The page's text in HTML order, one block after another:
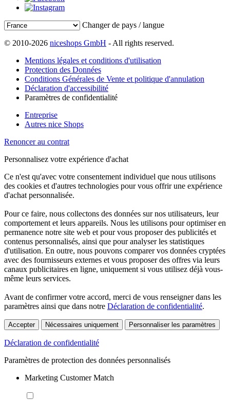
Changer de pays / langue
© 2010-2026 niceshops GmbH - All rights reserved.
Mentions légales et conditions d'utilisation
Protection des Données
Conditions Générales de Vente et politique d'annulation
Déclaration d'accessibilité
Paramètres de confidentialité
Entreprise
Autres nice Shops
Renoncer au contrat
Personnalisez votre expérience d'achat
Ce n'est qu'avec votre consentement individuel que nous utilisons
des cookies et d'autres technologies pour vous offrir une expérience
d'achat personnalisée.
Pour ce faire, nous collectons des données sur nos utilisateurs, leur
comportement et leurs appareils. Nous les utilisons pour optimiser en
permanence notre site web et pour vous proposer des publicités et
contenus personnalisés, ainsi que pour analyser les statistiques
d'utilisation. En outre, nous pouvons comparer vos données cryptées
avec des fournisseurs externes et vous proposer des offres via leurs
canaux publicitaires en ligne, uniquement si vous utilisez déjà vous-
même leurs services.
Avant de confirmer votre accord, merci de vous renseigner dans les
paramètres ainsi que dans notre Déclaration de confidentialité.
Accepter Nécessaires uniquement Personnaliser les paramètres
Déclaration de confidentialité
Paramètres de protection des données personnalisés
Marketing Customer Match